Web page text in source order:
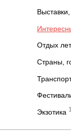
Отдых
Страны,
Экзотика 1